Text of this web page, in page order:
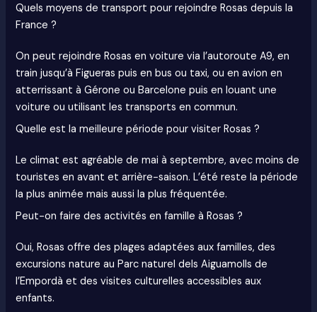
Quels moyens de transport pour rejoindre Rosas depuis la
France ?
On peut rejoindre Rosas en voiture via l’autoroute A9, en
train jusqu’à Figueras puis en bus ou taxi, ou en avion en
atterrissant à Gérone ou Barcelone puis en louant une
voiture ou utilisant les transports en commun.
Quelle est la meilleure période pour visiter Rosas ?
Le climat est agréable de mai à septembre, avec moins de
touristes en avant et arrière-saison. L’été reste la période
la plus animée mais aussi la plus fréquentée.
Peut-on faire des activités en famille à Rosas ?
Oui, Rosas offre des plages adaptées aux familles, des
excursions nature au Parc naturel dels Aiguamolls de
l’Empordà et des visites culturelles accessibles aux
enfants.